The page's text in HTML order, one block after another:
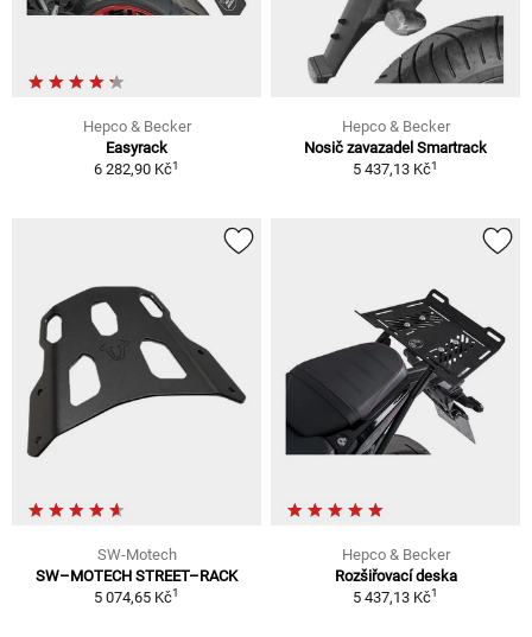
Hepco & Becker
Easyrack
6 282,90 Kč1
Hepco & Becker
Nosič zavazadel Smartrack
5 437,13 Kč1
SW-Motech
SW–MOTECH STREET–RACK
5 074,65 Kč1
Hepco & Becker
Rozšiřovací deska
5 437,13 Kč1